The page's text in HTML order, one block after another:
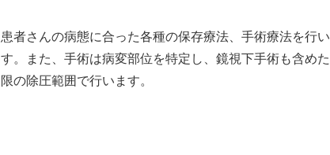
患者さんの病態に合った各種の保存療法、手術療法を行
す。また、手術は病変部位を特定し、鏡視下手術も含め
限の除圧範囲で行います。